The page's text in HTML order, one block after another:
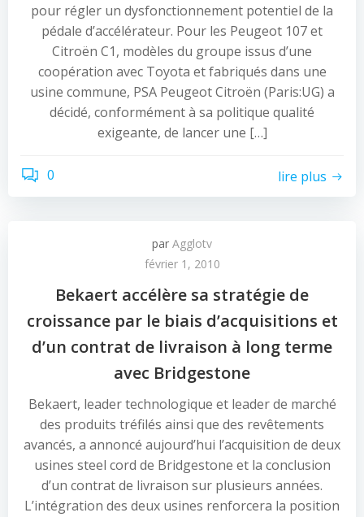
pour régler un dysfonctionnement potentiel de la
pédale d’accélérateur. Pour les Peugeot 107 et
Citroën C1, modèles du groupe issus d’une
coopération avec Toyota et fabriqués dans une
usine commune, PSA Peugeot Citroën (Paris:UG) a
décidé, conformément à sa politique qualité
exigeante, de lancer une […]
0 lire plus
par Agglotv
février 1, 2010
Bekaert accélère sa stratégie de
croissance par le biais d’acquisitions et
d’un contrat de livraison à long terme
avec Bridgestone
Bekaert, leader technologique et leader de marché
des produits tréfilés ainsi que des revêtements
avancés, a annoncé aujourd’hui l’acquisition de deux
usines steel cord de Bridgestone et la conclusion
d’un contrat de livraison sur plusieurs années.
L’intégration des deux usines renforcera la position